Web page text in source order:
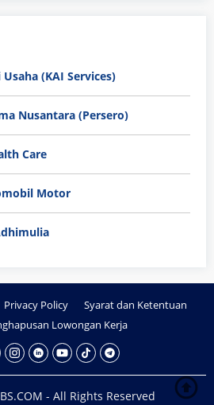
(KAI Services)
Nusantara (Persero)
Care
Motor
Privacy Policy
Syarat dan Ketentuan
Lowongan Kerja
- All Rights Reserved